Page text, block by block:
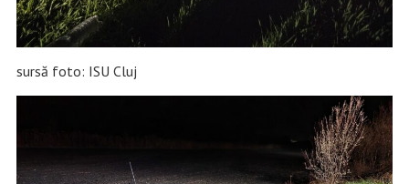
sursă foto: ISU Cluj